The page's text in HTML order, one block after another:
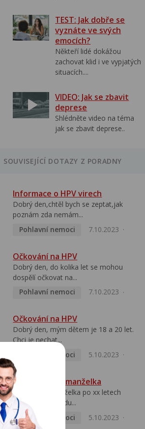
TEST: Jak dobře se
vyznáte ve svých
emocích?
Někteří lidé dokážou
zachovat klid i ve vypjatých
situacích....
VIDEO: Jak se zbavit
deprese
Shlédněte video na téma
jak se zbavit deprese..
SOUVISEJÍCÍ DOTAZY Z PORADNY
Informace o HPV virech
Dobrý den,chtěl bych se zeptat,jak
poznám zda nemám...
Pohlavní nemoci
7.10.2023
Očkování na HPV
Dobrý den, do kolika let se mohou
dospělí očkovat na...
Pohlavní nemoci
7.10.2023
Očkování na HPV
Dobrý den, mým dětem je 18 a 20 let.
Chci je nechat...
Pohlavní nemoci
5.10.2023
HPV pozitivní manželka
Dobrý den, manželka po xx letech
přivezla z Východu...
Pohlavní nemoci
5.10.2023